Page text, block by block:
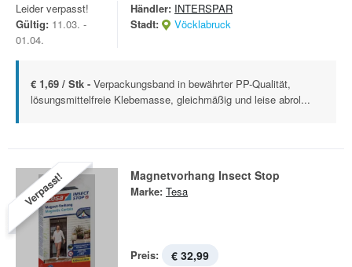
Leider verpasst!
Gültig: 11.03. -
01.04.
Händler: INTERSPAR
Stadt:
Vöcklabruck
€ 1,69 / Stk - Verpackungsband in bewährter PP-Qualität,
lösungsmittelfreie Klebemasse, gleichmäßig und leise abrol...
Verpasst! Magnetvorhang Insect Stop
Marke: Tesa
Preis: € 32,99